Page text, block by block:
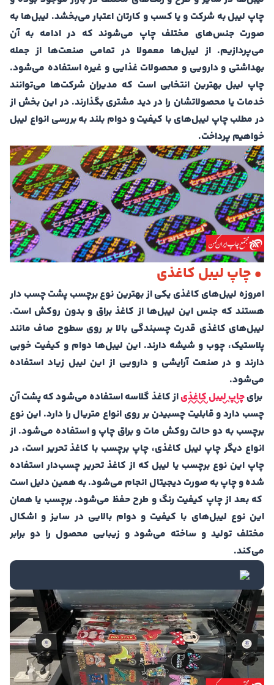
چاپ لیبل به شرکت و یا کسب و کارتان اعتبار می‌بخشد. لیبل‌ها به
صورت جنس‌های مختلف چاپ می‌شوند که در ادامه به آن
می‌پردازیم. از لیبل‌ها معمولا در تمامی صنعت‌ها از جمله
بهداشتی و دارویی و محصولات غذایی و غیره استفاده می‌شود.
چاپ لیبل بهترین انتخابی است که مدیران شرکت‌ها می‌توانند
خدمات یا محصولاتشان را در دید مشتری بگذارند. در این بخش از
در مطلب چاپ لیبل‌های با کیفیت و دوام بلند به بررسی انواع لیبل
خواهیم پرداخت.
• چاپ لیبل کاغذی
امروزه لیبل‌های کاغذی یکی از بهترین نوع برچسب پشت چسب دار
هستند که جنس این لیبل‌ها از کاغذ براق و بدون روکش است.
لیبل‌های کاغذی قدرت چسبندگی بالا بر روی سطوح صاف مانند
پلاستیک، چوب و شیشه دارند. این لیبل‌ها دوام و کیفیت خوبی
دارند و در صنعت آرایشی و دارویی از این لیبل زیاد استفاده
می‌شود.
برایچاپ لیبل‌ کاغذیاز کاغذ گلاسه استفاده می‌شود که پشت آن
چسب دارد و قابلیت چسبیدن بر روی انواع متریال را دارد. این نوع
برچسب به دو حالت روکش مات و براق چاپ و استفاده می‌شود. از
انواع دیگر چاپ لیبل کاغذی، چاپ برچسب با کاغذ تحریر است، در
چاپ این نوع برچسب یا لیبل که از کاغذ تحریر چسب‌دار استفاده
شده و چاپ به صورت دیجیتال انجام می‌شود. به همین دلیل است
که بعد از چاپ کیفیت رنگ و طرح حفظ می‌شود. برچسب یا همان
این نوع لیبل‌های با کیفیت و دوام بالایی در سایز و اشکال
مختلف تولید و ساخته می‌شود و زیبایی محصول را دو برابر
می‌کند.